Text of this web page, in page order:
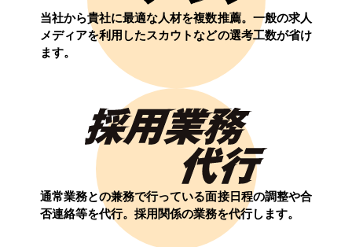
当社から貴社に最適な人材を複数推薦。一般の求人
メディアを利用したスカウトなどの選考工数が省け
ます。
通常業務との兼務で行っている面接日程の調整や合
否連絡等を代行。採用関係の業務を代行します。